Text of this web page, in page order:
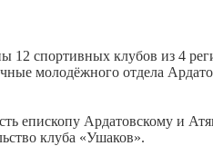
спортивных клубов из 4
молодёжного отдела
епископу Ардатовскому и
клуба «Ушаков».